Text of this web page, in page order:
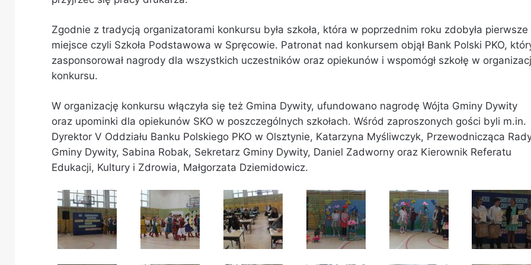
Zgodnie z tradycją organizatorami konkursu była szkoła, która w poprzednim roku zdobyła pierwsze
miejsce czyli Szkoła Podstawowa w Spręcowie. Patronat nad konkursem objął Bank Polski PKO,
zasponsorował nagrody dla wszystkich uczestników oraz opiekunów i wspomógł szkołę w
konkursu.
W organizację konkursu włączyła się też Gmina Dywity, ufundowano nagrodę Wójta Gminy Dywity
oraz upominki dla opiekunów SKO w poszczególnych szkołach. Wśród zaproszonych gości byli m.in.
Dyrektor V Oddziału Banku Polskiego PKO w Olsztynie, Katarzyna Myśliwczyk, Przewodnicząca
Gminy Dywity, Sabina Robak, Sekretarz Gminy Dywity, Daniel Zadworny oraz Kierownik Referatu
Edukacji, Kultury i Zdrowia, Małgorzata Dziemidowicz.